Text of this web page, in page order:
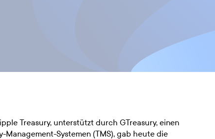
Treasury, unterstützt durch GTreasury, einen
Management-Systemen (TMS), gab heute die